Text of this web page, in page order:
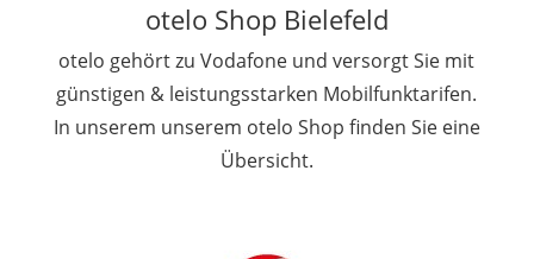
otelo Shop Bielefeld
otelo gehört zu Vodafone und versorgt Sie mit
günstigen & leistungsstarken Mobilfunktarifen.
In unserem unserem otelo Shop finden Sie eine
Übersicht.